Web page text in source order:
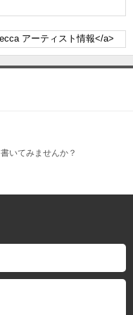
いてみませんか？